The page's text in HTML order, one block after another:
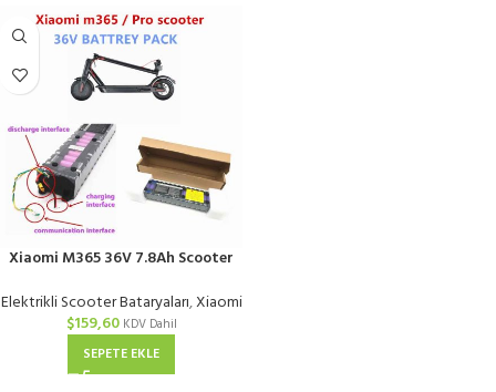
Xiaomi M365 36V 7.8Ah Scooter
Elektrikli Scooter Bataryaları,Xiaomi
$159,60 KDV Dahil
SEPETE EKLE